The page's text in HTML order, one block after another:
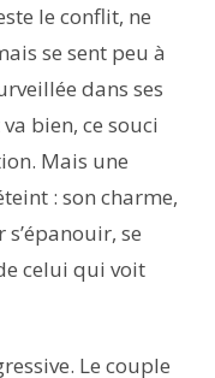
le conflit, ne
se sent peu à
dans ses
bien, ce souci
Mais une
: son charme,
se
celui qui voit
Le couple